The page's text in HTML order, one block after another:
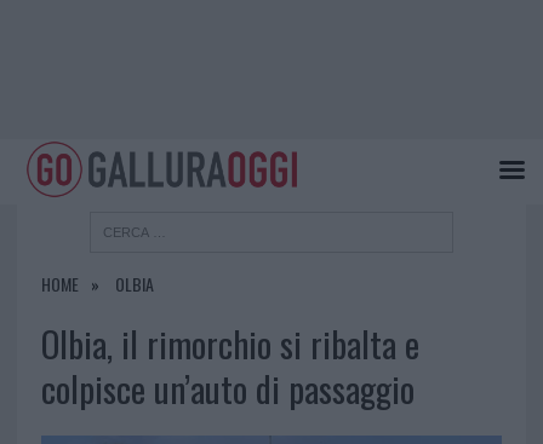
HOME OLBIA
Olbia, il rimorchio si ribalta e
colpisce un’auto di passaggio